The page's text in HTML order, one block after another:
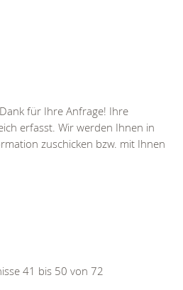
für Ihre Anfrage! Ihre
erfasst. Wir werden Ihnen in
zuschicken bzw. mit Ihnen
41 bis 50 von 72